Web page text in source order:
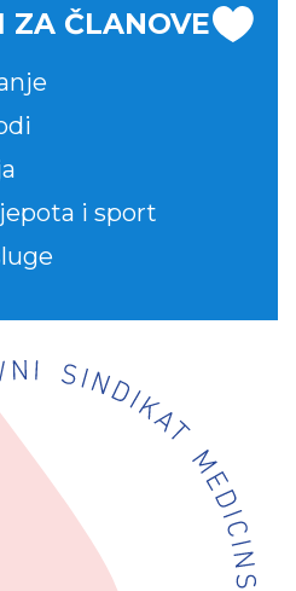
ZA ČLANOVE
i sport